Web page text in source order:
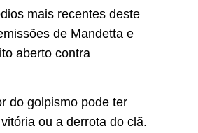
mais recentes deste
de Mandetta e
aberto contra
do golpismo pode ter
ou a derrota do clã.